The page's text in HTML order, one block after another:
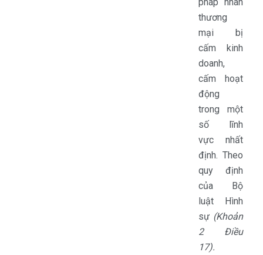
thương
mại bị
cấm kinh
doanh,
cấm hoạt
động
trong một
số lĩnh
vực nhất
định. Theo
quy định
của Bộ
luật Hình
sự (Khoản
2 Điều
17).